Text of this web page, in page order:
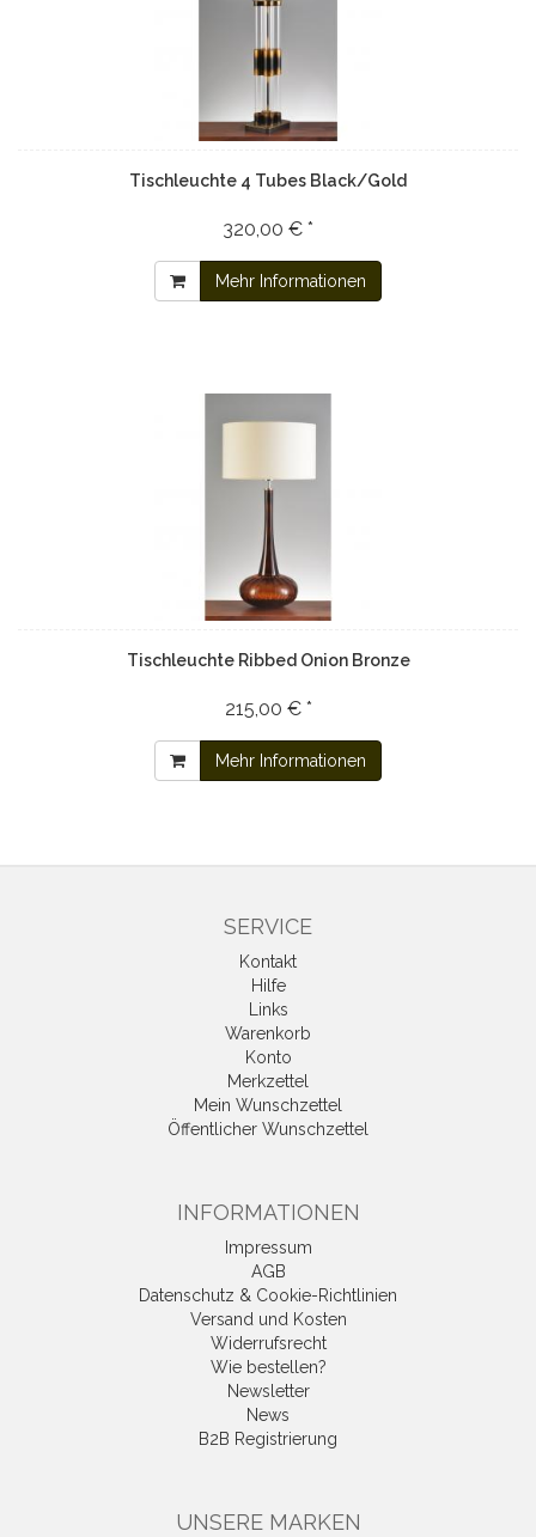
Tischleuchte 4 Tubes Black/Gold
320,00 € *
Mehr Informationen
Tischleuchte Ribbed Onion Bronze
215,00 € *
Mehr Informationen
SERVICE
Kontakt
Hilfe
Links
Warenkorb
Konto
Merkzettel
Mein Wunschzettel
Öffentlicher Wunschzettel
INFORMATIONEN
Impressum
AGB
Datenschutz & Cookie-Richtlinien
Versand und Kosten
Widerrufsrecht
Wie bestellen?
Newsletter
News
B2B Registrierung
UNSERE MARKEN